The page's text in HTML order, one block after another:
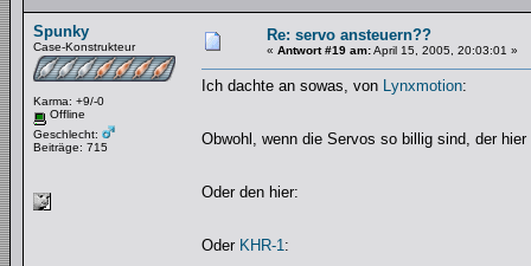
Spunky
Case-Konstrukteur
Karma: +9/-0
Offline
Geschlecht:
Beiträge: 715
Re: servo ansteuern??
« Antwort #19 am:April 15, 2005, 20:03:01 »
Ich dachte an sowas, von Lynxmotion:
Obwohl, wenn die Servos so billig sind, der hier
Oder den hier:
Oder KHR-1: